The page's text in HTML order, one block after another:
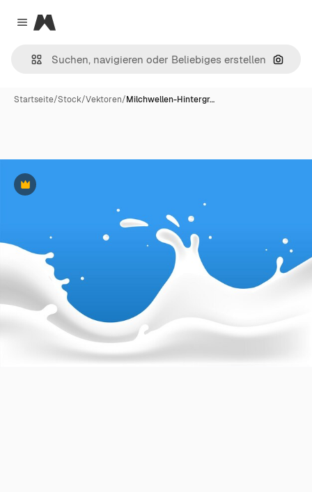
Close menu
Magnific
Nach
Startseite/Stock/Vektoren/Milchwellen-Hintergr…
Premium